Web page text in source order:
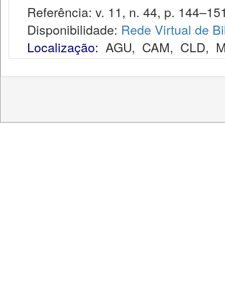
Referência: v. 11, n. 44, p.
Disponibilidade: Rede Virtual de
Localização: AGU, CAM, CLD,